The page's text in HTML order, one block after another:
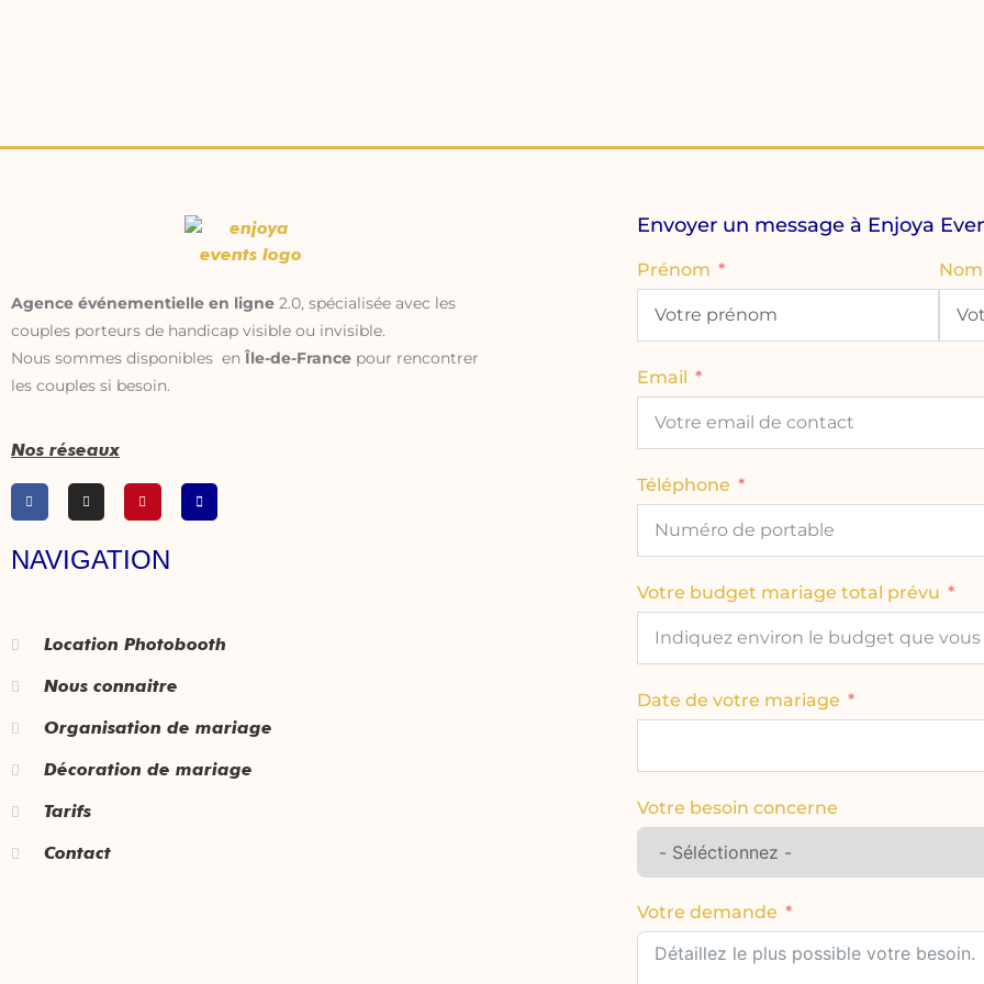
Agence événementielle en ligne 2.0, spécialisée avec les
couples porteurs de handicap visible ou invisible.
Nous sommes disponibles en Île-de-France pour rencontrer
les couples si besoin.
Nos réseaux
NAVIGATION
Location Photobooth
Nous connaitre
Organisation de mariage
Décoration de mariage
Tarifs
Contact
Envoyer un message à Enjoya
Prénom Nom
Email
Téléphone
Votre budget mariage total prévu
Date de votre mariage
Votre besoin concerne
Votre demande